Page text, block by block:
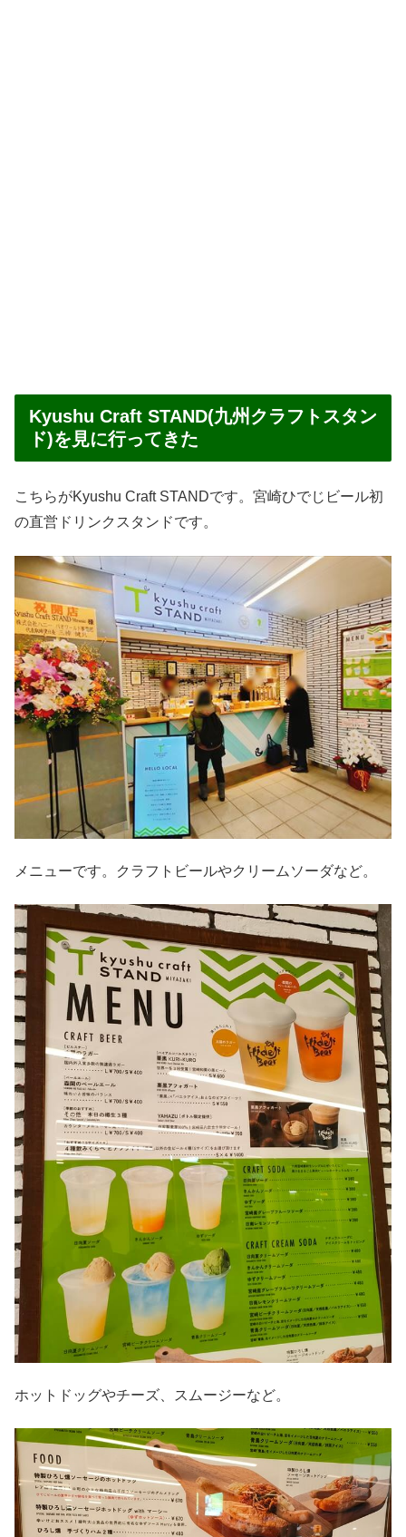
Kyushu Craft STAND(九州クラフトスタン
ド)を見に行ってきた
こちらがKyushu Craft STANDです。宮崎ひでじビール初
の直営ドリンクスタンドです。
メニューです。クラフトビールやクリームソーダなど。
ホットドッグやチーズ、スムージーなど。